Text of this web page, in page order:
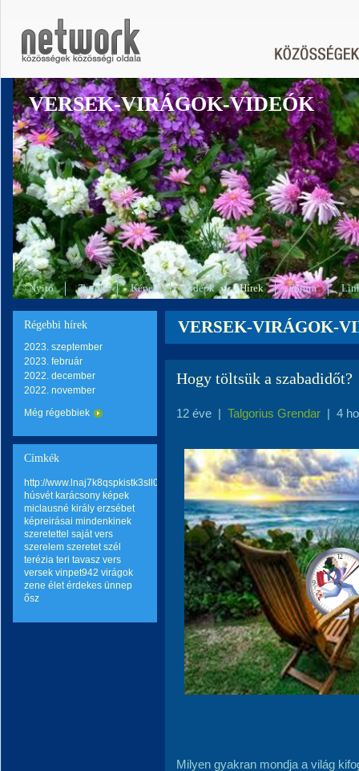
VERSEK-VIRÁGOK-VIDEÓK
Nyitó Tagok Képek Videók Hírek Fórum
Régebbi hírek
2023. szeptember
2023. február
2022. december
2022. november
Még régebbiek
Címkék
http://www.lnaj7k8qspkistk3sll0hqp6mo2wq8go.com
húsvét karácsony képek
miclausné király erzsébet
képreirásai mindenkinek
szeretettel saját vers
szerelem szeretet szél
terézia teri tavasz vers
versek vinpet942 virágok
zene élet érdekes ünnep
ősz
VERSEK-VIRÁGOK-
Hogy töltsük a szabadidőt?
12 éve | Talgorius Grendar | 4
Milyen gyakran mondja a világ